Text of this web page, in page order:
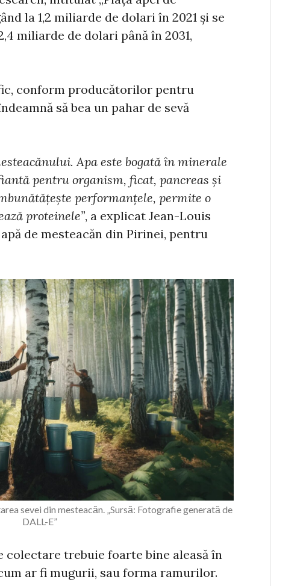
la 1,2 miliarde de dolari în 2021 și se
miliarde de dolari până în 2031,
conform producătorilor pentru
să bea un pahar de sevă
Apa este bogată în minerale
pentru organism, ficat, pancreas și
performanțele, permite o
proteinele”, a explicat Jean-Louis
de mesteacăn din Pirinei, pentru
sevei din mesteacăn. „Sursă: Fotografie generată de
DALL-E”
colectare trebuie foarte bine aleasă în
ar fi mugurii, sau forma ramurilor.